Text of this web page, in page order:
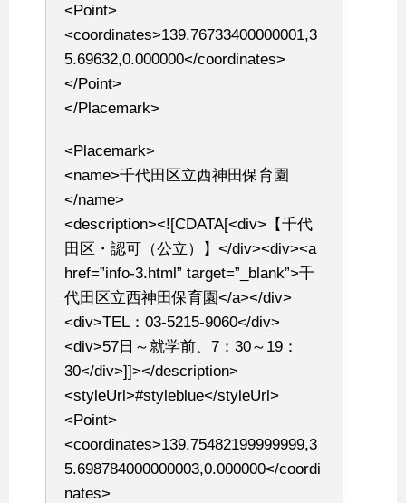
<Point>
<coordinates>139.76733400000001,3
5.69632,0.000000</coordinates>
</Point>
</Placemark>
<Placemark>
<name>千代田区立西神田保育園
</name>
<description><![CDATA[<div>【千代
田区・認可（公立）】</div><div><a
href=”info-3.html” target=”_blank”>千
代田区立西神田保育園</a></div>
<div>TEL：03-5215-9060</div>
<div>57日～就学前、7：30～19：
30</div>]]></description>
<styleUrl>#styleblue</styleUrl>
<Point>
<coordinates>139.75482199999999,3
5.698784000000003,0.000000</coordi
nates>